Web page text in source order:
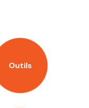
Outils